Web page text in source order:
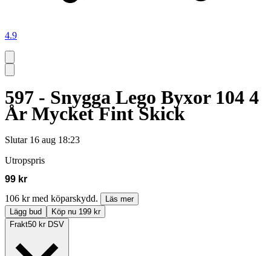
4.9
597 - Snygga Lego Byxor 104 4
År Mycket Fint Skick
Slutar 16 aug 18:23
Utropspris
99 kr
106 kr med köparskydd.
Läs mer
Lägg bud
Köp nu 199 kr
Frakt50 kr DSV